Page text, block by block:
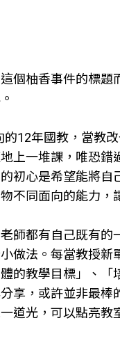
個柚香事件的標題
12年國教，當教
上一堆課，唯恐
初心是希望能將
不同面向的能力，
師都有自己既有
做法。每當教授
的教學目標」、
享，或許並非最
道光，可以點亮